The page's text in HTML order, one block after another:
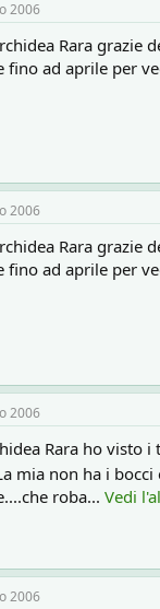
2006
Rara grazie
fino ad aprile per
2006
Rara grazie
fino ad aprile per
2006
Rara ho visto
mia non ha i
roba... Vedi
2006